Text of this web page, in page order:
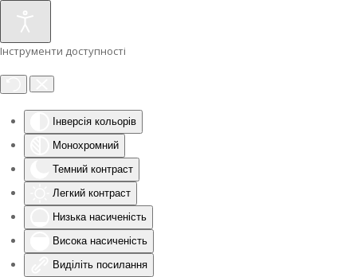
Інструменти доступності
Інверсія кольорів
Монохромний
Темний контраст
Легкий контраст
Низька насиченість
Висока насиченість
Виділіть посилання